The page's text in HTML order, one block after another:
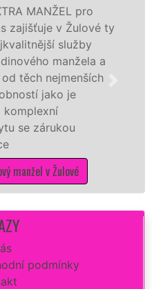
ty
a
potřebné
podmínky